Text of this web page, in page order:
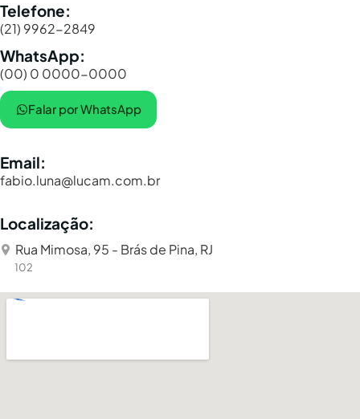
Telefone:
(21) 9962-2849
WhatsApp:
(00) 0 0000-0000
Falar por WhatsApp
Email:
fabio.luna@lucam.com.br
Localização:
Rua Mimosa, 95 - Brás de Pina, RJ
102